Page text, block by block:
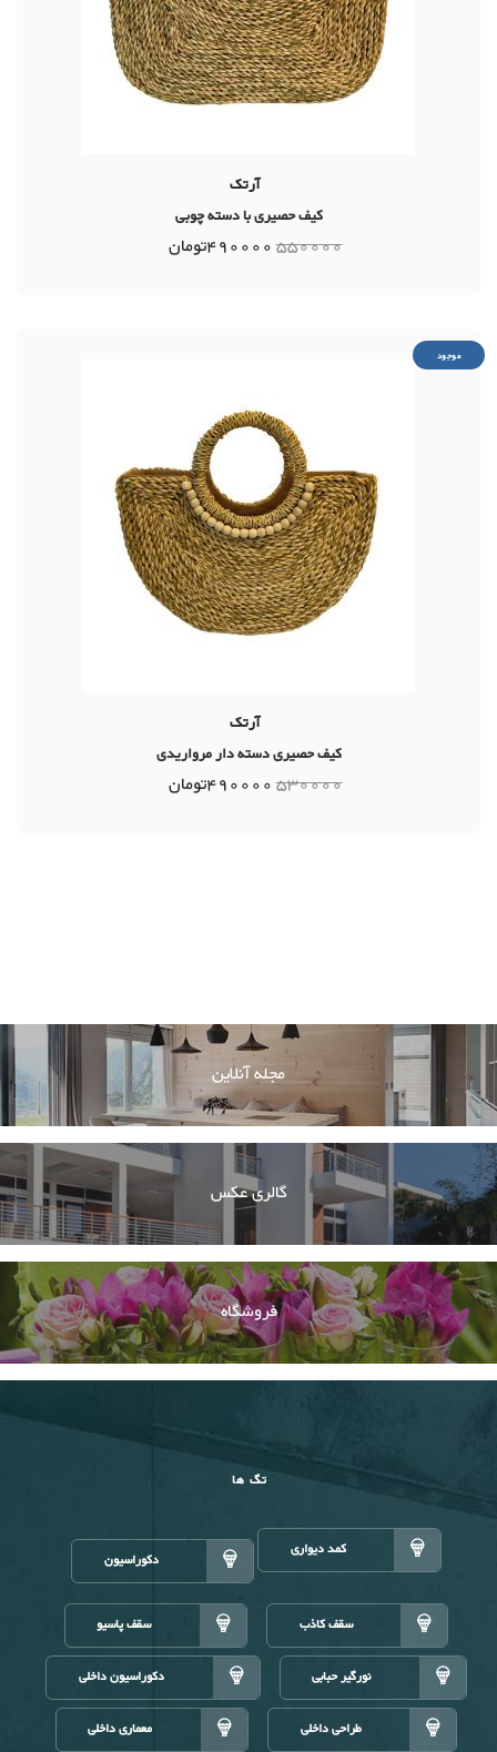
آرتک
کیف حصیری با دسته چوبی
550000
490000تومان
موجود
آرتک
کیف حصیری دسته دار مرواریدی
530000
490000تومان
مجله آنلاین
گالری عکس
فروشگاه
تگ ها
کمد دیواری دکوراسیون
سقف کاذب سقف پاسیو
نورگیر حبابی دکوراسیون داخلی
طراحی داخلی معماری داخلی